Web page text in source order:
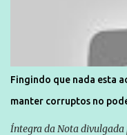
são vítimas de violência,
direitos violados. Leia
solução do caso Amarildo
Fingindo que nada esta
manter corruptos no
Íntegra da Nota divulgada